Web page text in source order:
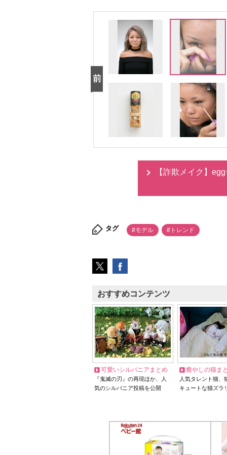
【詐欺メイク】
タグ #モデル #トレンド
おすすめコンテンツ
可愛いシルバニアまとめ
『鬼滅の刃』の再現ほか、人
気のシルバニア投稿を公開
癒やしの猫ま
人気タレント猫
キュートな猫ズラ